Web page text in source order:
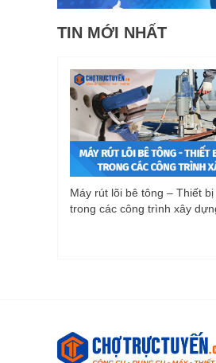
TIN MỚI NHẤT
Máy rút lõi bê tông – Thiết
trong các công trình xây